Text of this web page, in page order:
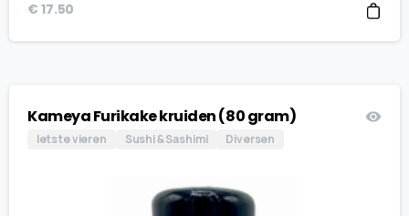
€ 17.50
Kameya Furikake kruiden (80 gram)
Iets te vieren Sushi & Sashimi Diversen